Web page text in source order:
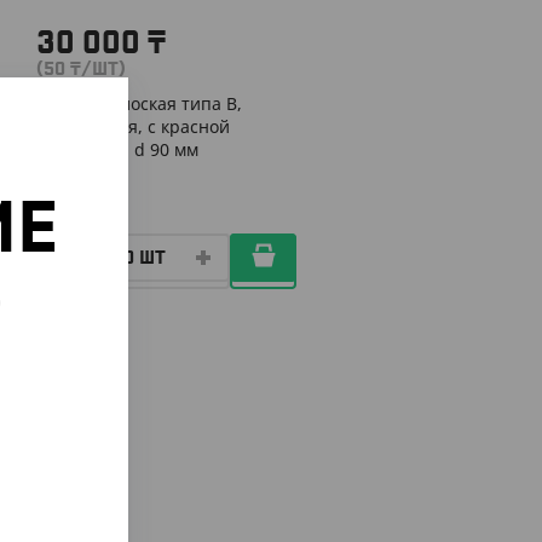
30 000 ₸
(50 ₸/ШТ)
Крышка плоская типа B,
прозрачная, с красной
заглушкой, d 90 мм
КОР (600)